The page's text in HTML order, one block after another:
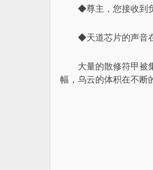
◆尊主，您接收到
◆天道芯片的声音
大量的散修符甲被
幅，乌云的体积在不断